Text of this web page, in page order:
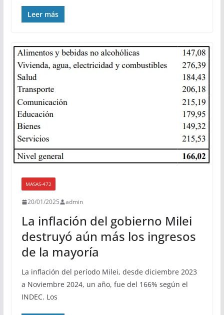
Leer más
MASAS-472
20/01/2025 admin
La inflación del gobierno Milei
destruyó aún más los ingresos
de la mayoría
La inflación del período Milei, desde diciembre 2023
a Noviembre 2024, un año, fue del 166% según el
INDEC. Los